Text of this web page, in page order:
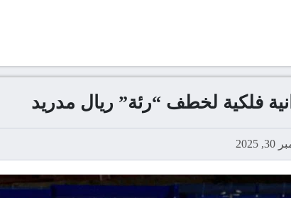
فلكية لخطف “رئة” ريال مدريد